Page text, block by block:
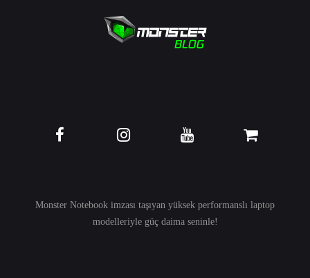
Monster Notebook imzası taşıyan yüksek performanslı laptop
modelleriyle güç daima seninle!